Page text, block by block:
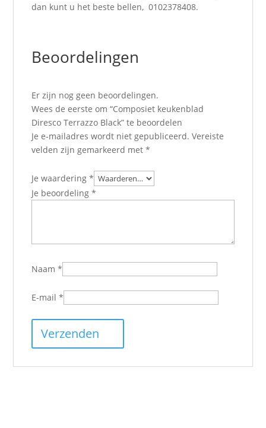
dan kunt u het beste bellen, 0102378408.
Beoordelingen
Er zijn nog geen beoordelingen.
Wees de eerste om “Composiet keukenblad
Diresco Terrazzo Black” te beoordelen
Je e-mailadres wordt niet gepubliceerd. Vereiste
velden zijn gemarkeerd met*
Je waardering*
Je beoordeling*
Naam*
E-mail*